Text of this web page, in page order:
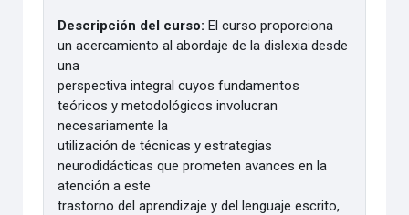
Descripción del curso: El curso proporciona
un acercamiento al abordaje de la dislexia desde
una
perspectiva integral cuyos fundamentos
teóricos y metodológicos involucran
necesariamente la
utilización de técnicas y estrategias
neurodidácticas que prometen avances en la
atención a este
trastorno del aprendizaje y del lenguaje escrito,